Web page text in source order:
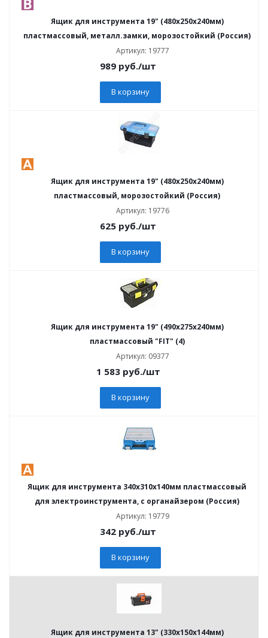
Ящик для инструмента 19" (480х250х240мм)
пластмассовый, металл.замки, морозостойкий (Россия)
Артикул: 19777
989 руб./шт
В корзину
Ящик для инструмента 19" (480х250х240мм)
пластмассовый, морозостойкий (Россия)
Артикул: 19776
625 руб./шт
В корзину
Ящик для инструмента 19" (490х275х240мм)
пластмассовый "FIT" (4)
Артикул: 09377
1 583руб./шт
В корзину
Ящик для инструмента 340х310х140мм пластмассовый
для электроинструмента, с органайзером (Россия)
Артикул: 19779
342 руб./шт
В корзину
Ящик для инструмента 13" (330х150х144мм)